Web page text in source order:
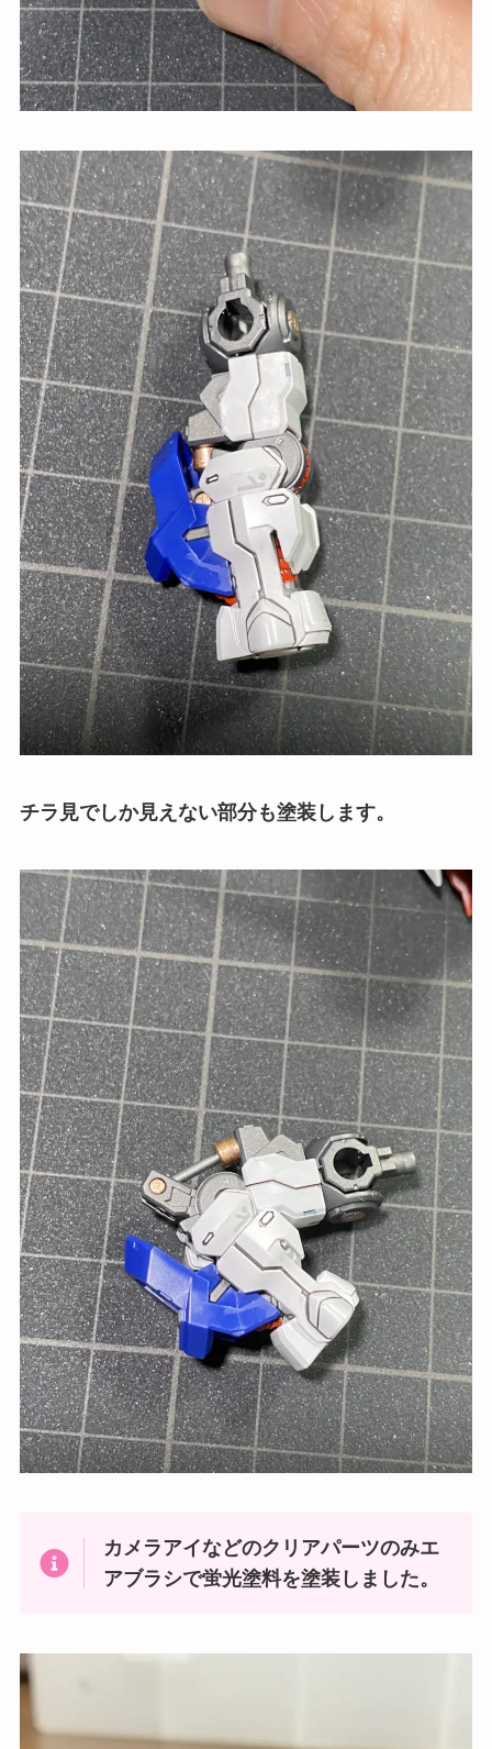
チラ見でしか見えない部分も塗装します。
カメラアイなどのクリアパーツのみエ
アブラシで蛍光塗料を塗装しました。